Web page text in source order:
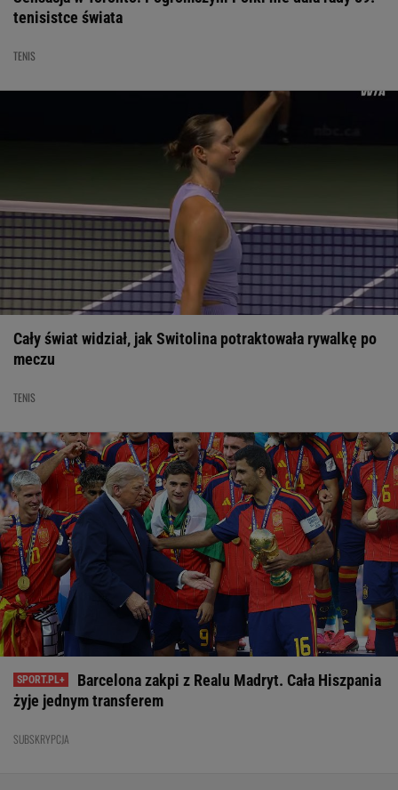
tenisistce świata
TENIS
Cały świat widział, jak Switolina potraktowała rywalkę po
meczu
TENIS
Barcelona zakpi z Realu Madryt. Cała Hiszpania
żyje jednym transferem
SUBSKRYPCJA